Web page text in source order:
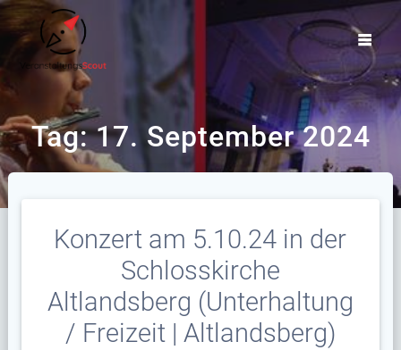
Inhalt
Tag:17. September 2024
Konzert am 5.10.24 in der
Schlosskirche
Altlandsberg (Unterhaltung
/ Freizeit | Altlandsberg)